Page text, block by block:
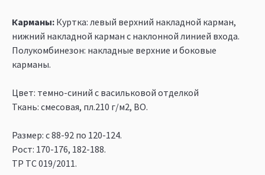
Карманы: Куртка: левый верхний накладной карман,
нижний накладной карман с наклонной линией входа.
Полукомбинезон: накладные верхние и боковые
карманы.
Цвет: темно-синий с васильковой отделкой
Ткань: смесовая, пл.210 г/м2, ВО.
Размер: с 88-92 по 120-124.
Рост: 170-176, 182-188.
ТР ТС 019/2011.